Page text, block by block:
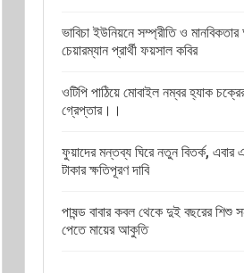
ভাবিচা ইউনিয়নে সম্প্রীতি ও
চেয়ারম্যান প্রার্থী ফয়সাল কবির
ওটিপি পাঠিয়ে মোবাইল নম্বর হ্যাক
গ্রেপ্তার।।
ফুয়াদের মন্তব্য ঘিরে নতুন বিতর্ক,
টাকার ক্ষতিপূরণ দাবি
পাষন্ড বাবার কবল থেকে দুই বছরের শিশু
পেতে মায়ের আকুতি